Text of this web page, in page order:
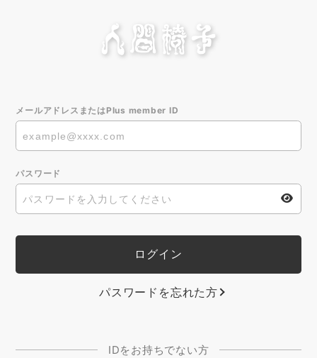
メールアドレスまたはPlus member ID
パスワード
パスワードを忘れた方
IDをお持ちでない方